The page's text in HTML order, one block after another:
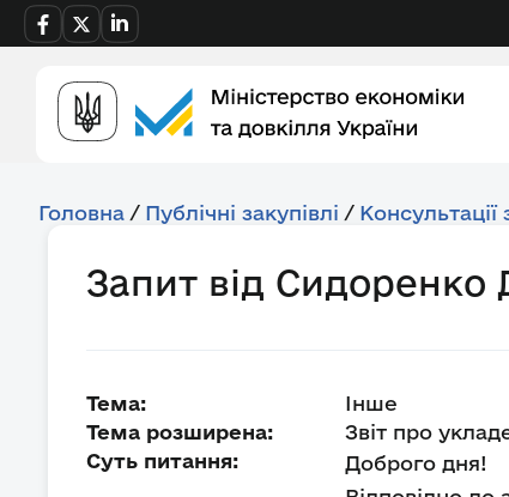
Головна / Публічні закупівлі / Консультації
Запит від
Тема:
Інше
Тема розширена:
Звіт про
Суть питання:
Доброго дня!